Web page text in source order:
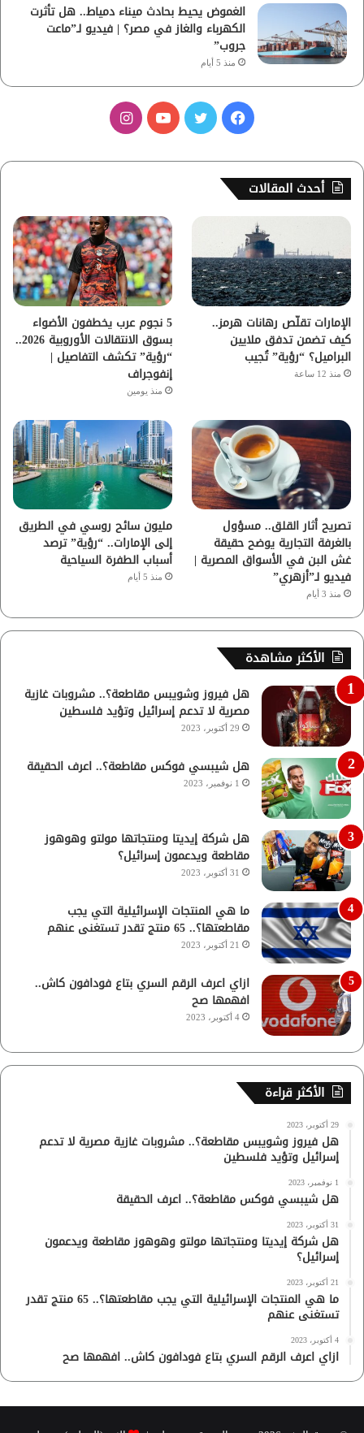
الغموض يحيط بحادث ميناء دمياط.. هل تأثرت
الكهرباء والغاز في مصر؟ | فيديو لـ”ماعت
جروب”
منذ 5 أيام
س
ب
ك
ي
و
ب
ت
ق
ر
م
أحدث المقالات
الإمارات تقلّص رهانات هرمز..
كيف تضمن تدفق ملايين
البراميل؟ “رؤية” تُجيب
منذ 12 ساعة
5 نجوم عرب يخطفون الأضواء
بسوق الانتقالات الأوروبية 2026..
“رؤية” تكشف التفاصيل |
إنفوجراف
منذ يومين
تصريح أثار القلق.. مسؤول
بالغرفة التجارية يوضح حقيقة
غش البن في الأسواق المصرية |
فيديو لـ”أزهري”
منذ 3 أيام
مليون سائح روسي في الطريق
إلى الإمارات.. “رؤية” ترصد
أسباب الطفرة السياحية
منذ 5 أيام
الأكثر مشاهدة
هل فيروز وشويبس مقاطعة؟.. مشروبات غازية
مصرية لا تدعم إسرائيل وتؤيد فلسطين
29 أكتوبر، 2023
هل شيبسي فوكس مقاطعة؟.. اعرف الحقيقة
1 نوفمبر، 2023
هل شركة إيديتا ومنتجاتها مولتو وهوهوز
مقاطعة ويدعمون إسرائيل؟
31 أكتوبر، 2023
ما هي المنتجات الإسرائيلية التي يجب
مقاطعتها؟.. 65 منتج تقدر تستغنى عنهم
21 أكتوبر، 2023
ازاي اعرف الرقم السري بتاع فودافون كاش..
افهمها صح
4 أكتوبر، 2023
الأكثر قراءة
29 أكتوبر، 2023
هل فيروز وشويبس مقاطعة؟.. مشروبات غازية مصرية لا تدعم
إسرائيل وتؤيد فلسطين
1 نوفمبر، 2023
هل شيبسي فوكس مقاطعة؟.. اعرف الحقيقة
31 أكتوبر، 2023
هل شركة إيديتا ومنتجاتها مولتو وهوهوز مقاطعة ويدعمون
إسرائيل؟
21 أكتوبر، 2023
ما هي المنتجات الإسرائيلية التي يجب مقاطعتها؟.. 65 منتج تقدر
تستغنى عنهم
4 أكتوبر، 2023
ازاي اعرف الرقم السري بتاع فودافون كاش.. افهمها صح